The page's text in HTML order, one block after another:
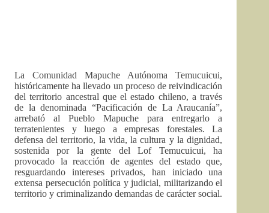
La Comunidad Mapuche Autónoma Temucuicui,
históricamente ha llevado un proceso de reivindicación
del territorio ancestral que el estado chileno, a través
de la denominada “Pacificación de La Araucanía”,
arrebató al Pueblo Mapuche para entregarlo a
terratenientes y luego a empresas forestales. La
defensa del territorio, la vida, la cultura y la dignidad,
sostenida por la gente del Lof Temucuicui, ha
provocado la reacción de agentes del estado que,
resguardando intereses privados, han iniciado una
extensa persecución política y judicial, militarizando el
territorio y criminalizando demandas de carácter social.